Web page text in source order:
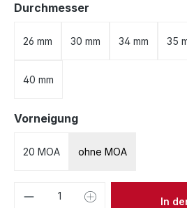
Durchmesser
26 mm 30 mm 34 mm 35
40 mm
Vorneigungauswählen
20 MOA ohne MOA
Produkt Anzahl: Gib
In